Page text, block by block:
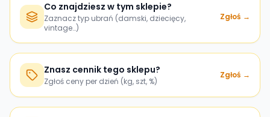
Co znajdziesz w tym sklepie?
Zaznacz typ ubrań (damski, dziecięcy,
vintage…)
Zgłoś →
Znasz cennik tego sklepu?
Zgłoś ceny per dzień (kg, szt, %)
Zgłoś →